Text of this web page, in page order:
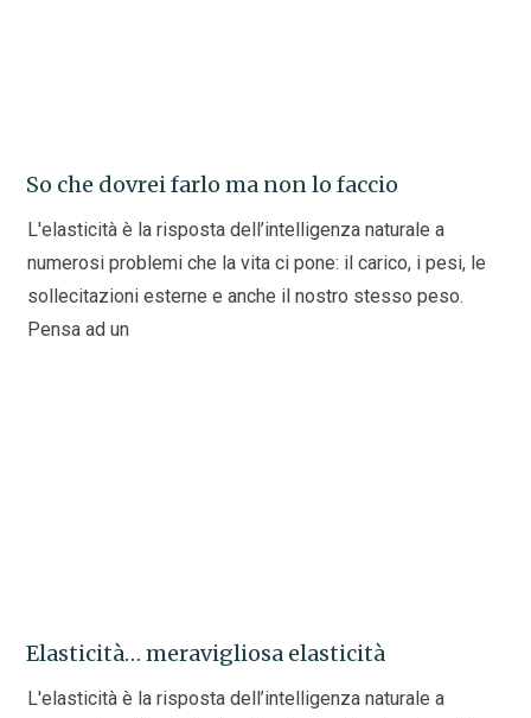
So che dovrei farlo ma non lo faccio
L'elasticità è la risposta dell’intelligenza naturale a
numerosi problemi che la vita ci pone: il carico, i pesi, le
sollecitazioni esterne e anche il nostro stesso peso.
Pensa ad un
Elasticità… meravigliosa elasticità
L'elasticità è la risposta dell’intelligenza naturale a